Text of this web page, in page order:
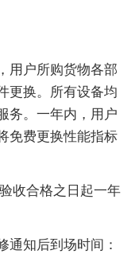
用户所购货物各部
更换。所有设备均
务。一年内，用户
免费更换性能指标
收合格之日起一年
通知后到场时间：